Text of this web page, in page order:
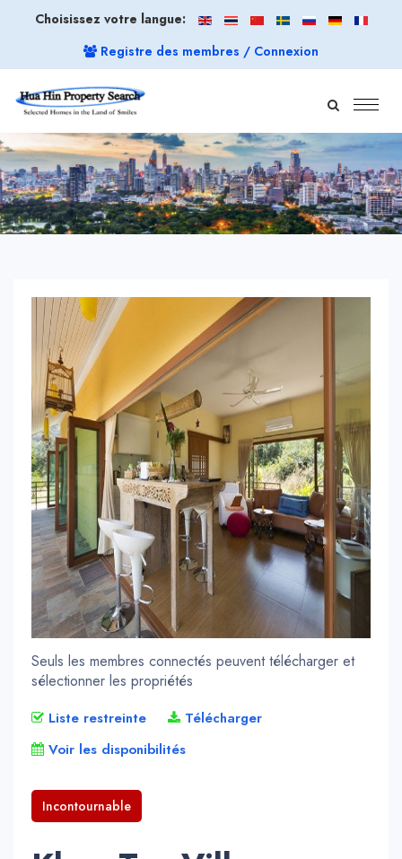
Choisissez votre langue:
Registre des membres / Connexion
Seuls les membres connectés peuvent télécharger et
sélectionner les propriétés
Liste restreinte
Télécharger
Voir les disponibilités
Incontournable